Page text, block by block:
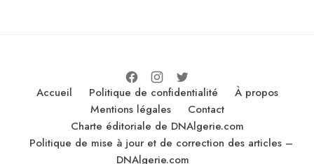
Accueil Politique de confidentialité
À propos
Mentions légales
Contact
Charte éditoriale de DNAlgerie.com
Politique de mise à jour et de correction des articles –
DNAlgerie.com